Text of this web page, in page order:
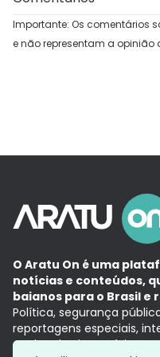
Importante: Os comentários
e não representam a opinião
O Aratu On é uma
notícias e conteúdos,
baianos para o Brasil e
Política, segurança
reportagens especiais,
Aqui, tudo vira notícia e